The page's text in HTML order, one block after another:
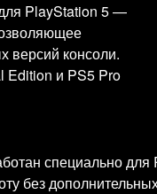
PlayStation 5 —
версий консоли.
Edition и PS5 Pro
специально
без